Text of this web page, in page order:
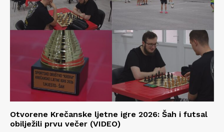
Otvorene Krečanske ljetne igre 2026: Šah i futsal
obilježili prvu večer (VIDEO)